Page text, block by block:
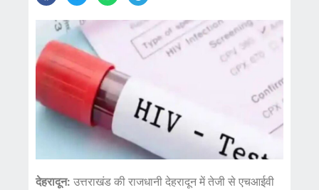
देहरादून: उत्तराखंड की राजधानी देहरादून में तेजी से एचआईवी